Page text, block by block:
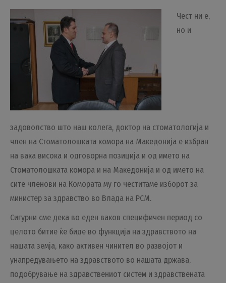
Чест ни е,
но и
задоволство што наш колега, доктор на стоматологија и
член на Стоматолошката комора на Македонија е избран
на вака висока и одговорна позиција и од името на
Стоматолошката комора и на Македонија и од името на
сите членови на Комората му го честитаме изборот за
министер за здравство во Влада на РСМ.
Сигурни сме дека во еден ваков специфичен период со
целото битие ќе биде во функција на здравството на
нашата земја, како активен чинител во развојот и
унапредувањето на здравството во нашата држава,
подобрување на здравствениот систем и здравствената